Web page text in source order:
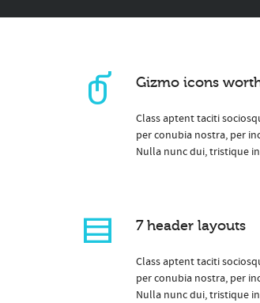
Gizmo icons
Class aptent taciti
per conubia nostra, per
Nulla nunc dui, tristique
7 header layouts
Class aptent taciti
per conubia nostra, per
Nulla nunc dui, tristique